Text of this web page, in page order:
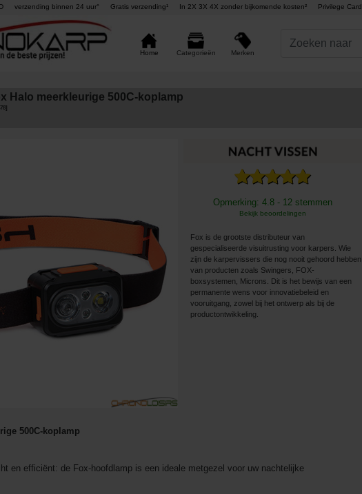
verzending binnen 24 uur° Gratis verzending¹ In 2X 3X 4X zonder bijkomende kosten² Privilege Card
Home Categorieën Merken
Halo meerkleurige 500C-koplamp
]
Opmerking: 4.8 - 12 stemmen
Bekijk beoordelingen
Fox is de grootste distributeur van
gespecialiseerde visuitrusting voor karpers. Wie
zijn de karpervissers die nog nooit gehoord hebben
van producten zoals Swingers, FOX-
boxsystemen, Microns. Dit is het bewijs van een
permanente wens voor innovatiebeleid en
vooruitgang, zowel bij het ontwerp als bij de
productontwikkeling.
500C-koplamp
en efficiënt: de Fox-hoofdlamp is een ideale metgezel voor uw nachtelijke